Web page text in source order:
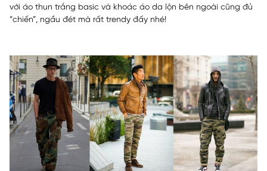
với áo thun trắng basic và khoác áo da lộn bên ngoài cũng đủ
“chiến”, ngầu đét mà rất trendy đấy nhé!